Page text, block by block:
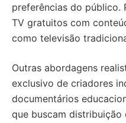
preferências do público.
TV gratuitos com
como televisão
Outras abordagens
exclusivo de criadores
documentários
que buscam distribuição